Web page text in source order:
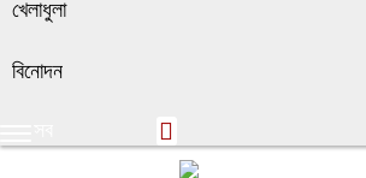
খেলাধুলা
বিনোদন